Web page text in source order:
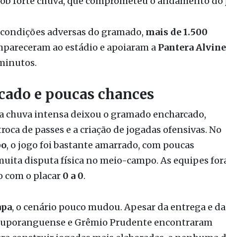
forte chuva, que comprometeu o andamento do
adversas do gramado, mais de 1.500
ao estádio e apoiaram a Pantera
e poucas chances
chuva intensa deixou o gramado encharcado,
de passes e a criação de jogadas ofensivas. No
, o jogo foi bastante amarrado, com poucas
disputa física no meio-campo. As equipes
com o placar 0 a 0.
, o cenário pouco mudou. Apesar da entrega e
e Grêmio Prudente encontraram